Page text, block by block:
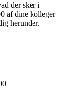
der sker i
af dine kolleger
herunder.